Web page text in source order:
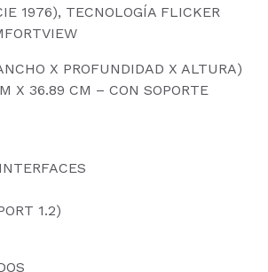
1976), TECNOLOGÍA FLICKER
X PROFUNDIDAD X ALTURA)
X 36.89 CM – CON SOPORTE
1.2)